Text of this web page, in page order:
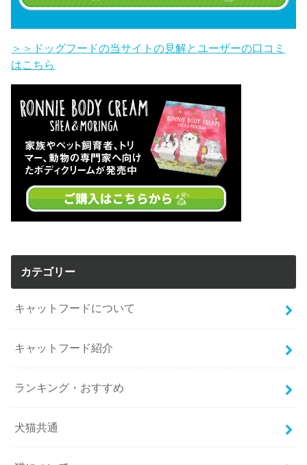
＞＞ドッグフードの当サイトの見解とユーザーの口コミ
はこちら
カテゴリー
キャットフードについて
キャットフード紹介
ランキング・おすすめ
犬猫共通